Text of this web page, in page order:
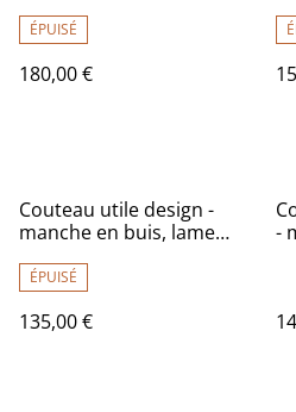
exceptionnelle, lame
carbone
ÉPUISÉ
180,00 €
Couteau utile design -
manche en buis, lame
ÉPUISÉ
135,00 €
-